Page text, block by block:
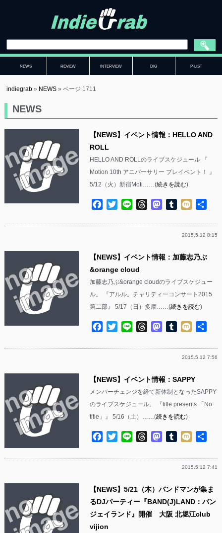
NEWS REVIEW INTERVIEW DIG P-LIST
indiegrab » NEWS »ページ 1711
NEWS
【NEWS】イベント情報：HELLO AND
ROLL
HELLO AND ROLLのライブスケジュール 『
Motion 10th アニバーサリー プレイベント！ 』
5/12（火）新宿Moti……(続きを読む)
Facebook
TwitterLine ThreadsMastodon
Tumblr
Mixi
2015.5.12 8:15
【NEWS】イベント情報：加藤志乃ぶ
&orange cloud
加藤志乃ぶ&orange cloudのライブスケジュー
ル。 『アルル。チャリティーコンサート2015
第二部』 5/17（日）多摩……(続きを読む)
Facebook
TwitterLine ThreadsMastodon
Tumblr
Mixi
2015.5.12 7:56
【NEWS】イベント情報：SAPPY
メンバーチェンジを経て新体制となったSAPPY
のライブスケジュール。 『title presents 「No
title」』 5/16（土）……(続きを読む)
Facebook
TwitterLine ThreadsMastodon
Tumblr
Mixi
2015.5.12 7:41
【NEWS】5/21（木）バンドマンが集ま
るDJパーティー『BAND(J)LAND：バン
ジェイランド』開催 大阪 北堀江club
vijion